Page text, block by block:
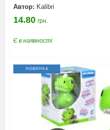
Автор: Kalibri
14.80 грн.
Є в наявності
НОВИНКА